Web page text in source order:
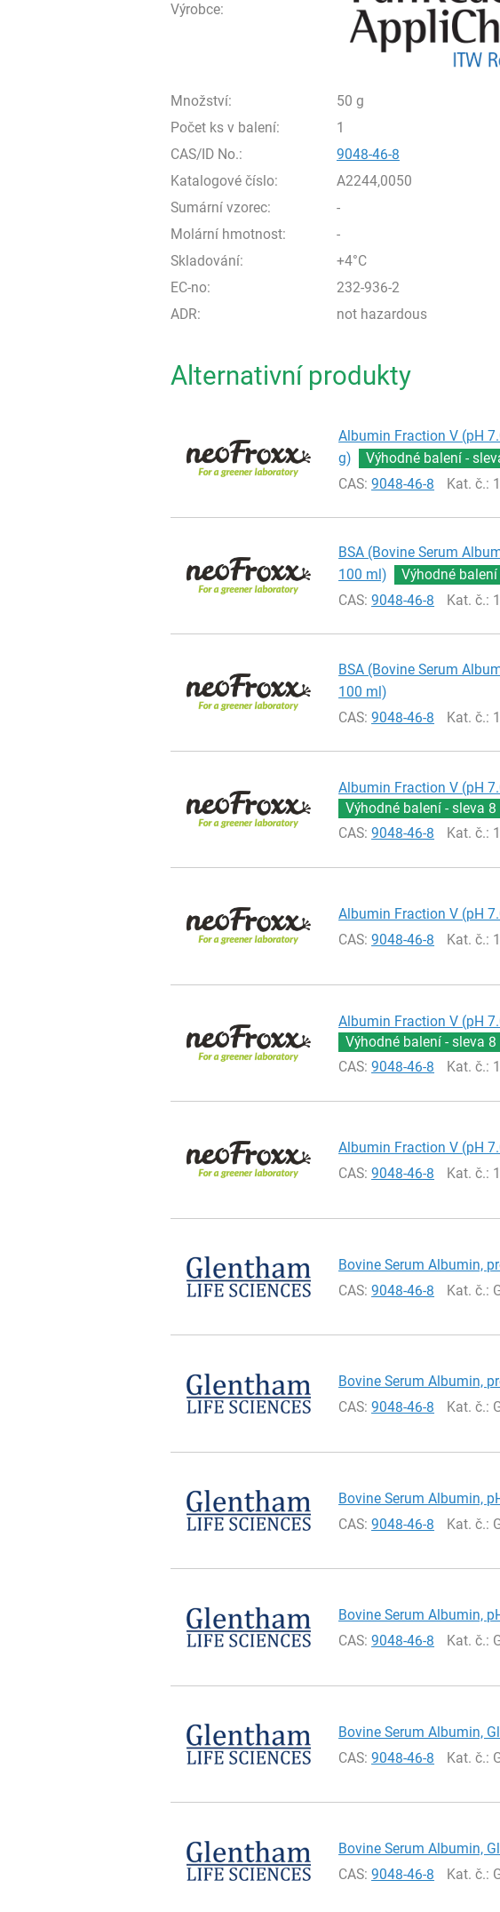
Výrobce:
Množství:
50 g
Počet ks v balení:
1
CAS/ID No.:
9048-46-8
Katalogové číslo:
A2244,0050
Sumární vzorec:
-
Molární hmotnost:
-
Skladování:
+4°C
EC-no:
232-936-2
ADR:
not hazardous
Alternativní produkty
Albumin Fraction V (pH
g)
Výhodné balení -
CAS:9048-46-8 Kat. č.:
BSA (Bovine Serum
100 ml)
Výhodné balení
CAS:9048-46-8 Kat. č.:
BSA (Bovine Serum
100 ml)
CAS:9048-46-8 Kat. č.:
Albumin Fraction V (pH
Výhodné balení - sleva 8
CAS:9048-46-8 Kat. č.:
Albumin Fraction V (pH
CAS:9048-46-8 Kat. č.:
Albumin Fraction V (pH
Výhodné balení - sleva 8
CAS:9048-46-8 Kat. č.:
Albumin Fraction V (pH
CAS:9048-46-8 Kat. č.:
Bovine Serum Albumin,
CAS:9048-46-8 Kat. č.:
Bovine Serum Albumin,
CAS:9048-46-8 Kat. č.:
Bovine Serum Albumin,
CAS:9048-46-8 Kat. č.:
Bovine Serum Albumin,
CAS:9048-46-8 Kat. č.:
Bovine Serum Albumin,
CAS:9048-46-8 Kat. č.:
Bovine Serum Albumin,
CAS:9048-46-8 Kat. č.: